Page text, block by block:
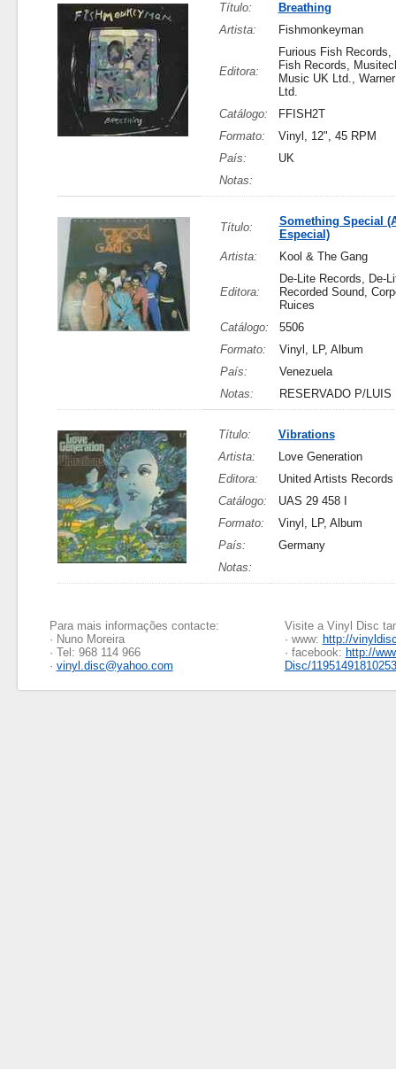
Título:
Breathing
Artista:
Fishmonkeyman
Editora:
Furious Fish Records,
Fish Records,
Music UK Ltd.,
Ltd.
Catálogo:
FFISH2T
Formato:
Vinyl, 12", 45 RPM
País:
UK
Notas:
Título:
Something Special
Especial)
Artista:
Kool & The Gang
Editora:
De-Lite Records, De-
Recorded Sound,
Ruices
Catálogo:
5506
Formato:
Vinyl, LP, Album
País:
Venezuela
Notas:
RESERVADO P/LUIS
Título:
Vibrations
Artista:
Love Generation
Editora:
United Artists Records
Catálogo:
UAS 29 458 I
Formato:
Vinyl, LP, Album
País:
Germany
Notas:
Para mais informações contacte:
· Nuno Moreira
· Tel: 968 114 966
· vinyl.disc@yahoo.com
Visite a Vinyl Disc
· www: http://
· facebook: http://
Disc/